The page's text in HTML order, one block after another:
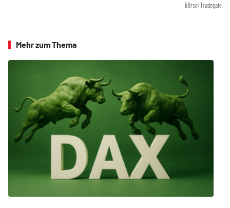
Börse: Tradegate
Mehr zum Thema